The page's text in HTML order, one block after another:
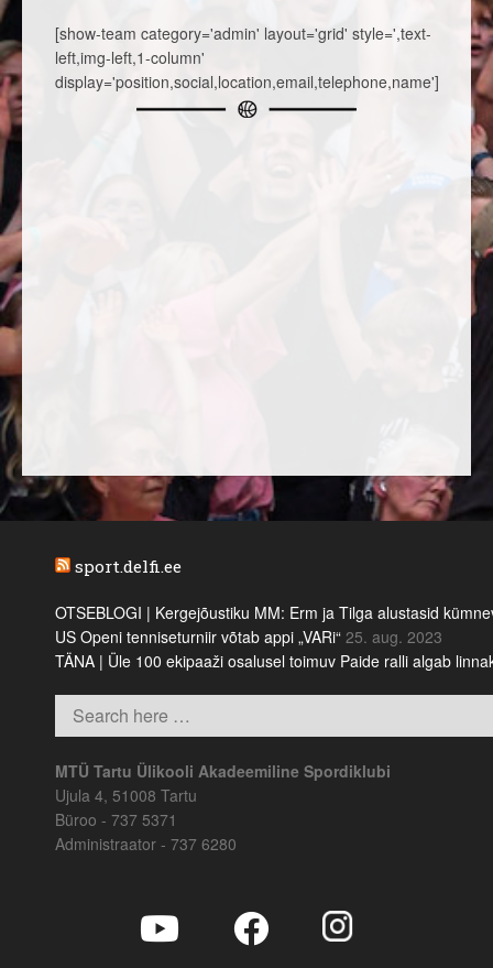
[show-team category='admin' layout='grid' style=',text-
left,img-left,1-column'
display='position,social,location,email,telephone,name']
sport.delfi.ee
OTSEBLOGI | Kergejõustiku MM: Erm ja Tilga alustasid
US Openi tenniseturniir võtab appi „VARi“ 25. aug. 2023
TÄNA | Üle 100 ekipaaži osalusel toimuv Paide ralli algab
MTÜ Tartu Ülikooli Akadeemiline Spordiklubi
Ujula 4, 51008 Tartu
Büroo - 737 5371
Administraator - 737 6280